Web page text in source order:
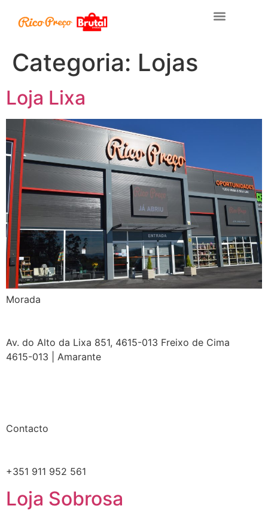
Categoria: Lojas
Loja Lixa
Morada​
Av. do Alto da Lixa 851, 4615-013 Freixo de Cima
4615-013 | Amarante
Contacto
+351 911 952 561
Loja Sobrosa